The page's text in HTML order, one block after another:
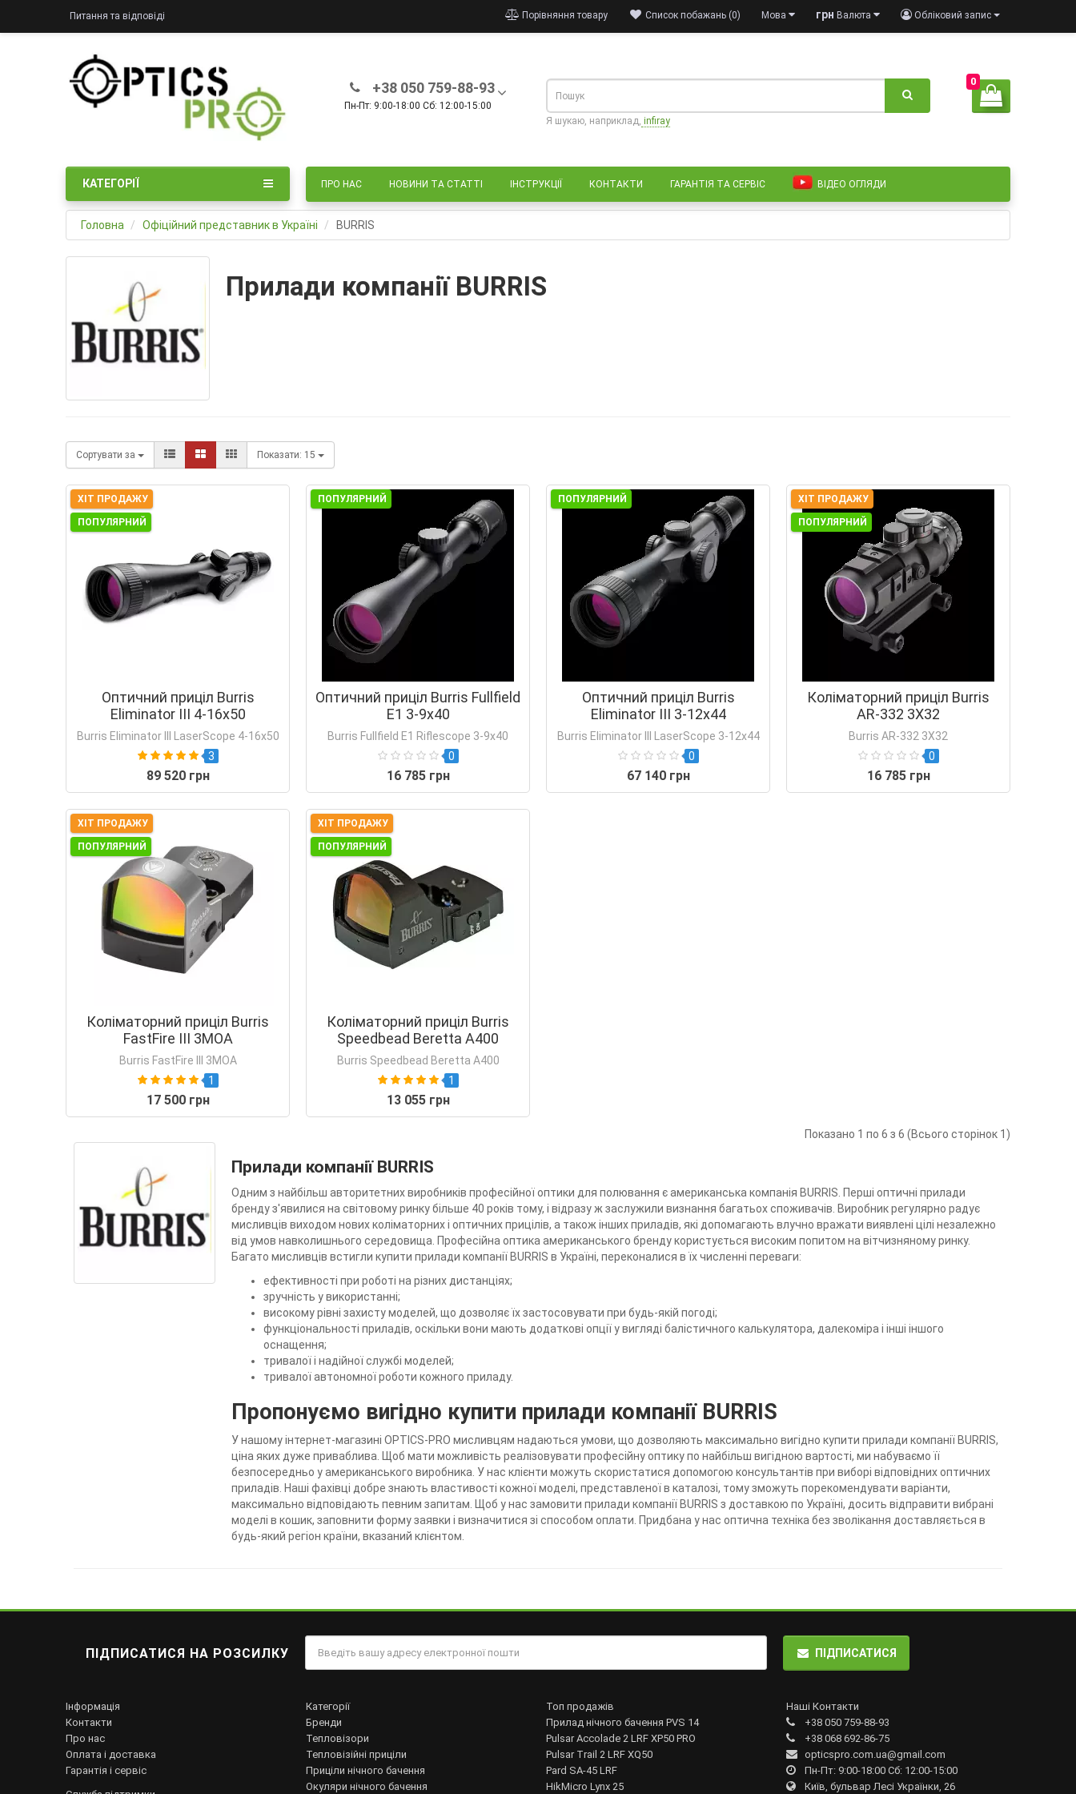
Питання та відповіді Обліковий запис
грн Валюта
Мова
Список побажань (0)
Порівняння товару
+38 050 759-88-93
Пн-Пт: 9:00-18:00 Сб: 12:00-15:00
0
Я шукаю, наприклад, infiray
ПРО НАС НОВИНИ ТА СТАТТІ ІНСТРУКЦІЇ КОНТАКТИ ГАРАНТІЯ ТА СЕРВІС ВІДЕО ОГЛЯДИ
КАТЕГОРІЇ
Головна Офіційний представник в Україні BURRIS
Прилади компанії BURRIS
Сортувати за Показати: 15
ХІТ ПРОДАЖУ
ПОПУЛЯРНИЙ
Оптичний приціл Burris
Eliminator III 4-16x50
Burris Eliminator III LaserScope 4-16x50
3
89 520 грн
ПОПУЛЯРНИЙ
Оптичний приціл Burris Fullfield
E1 3-9x40
Burris Fullfield E1 Riflescope 3-9x40
0
16 785 грн
ПОПУЛЯРНИЙ
Оптичний приціл Burris
Eliminator III 3-12x44
Burris Eliminator III LaserScope 3-12x44
0
67 140 грн
ХІТ ПРОДАЖУ
ПОПУЛЯРНИЙ
Коліматорний приціл Burris
AR-332 3X32
Burris AR-332 3X32
0
16 785 грн
ХІТ ПРОДАЖУ
ПОПУЛЯРНИЙ
Коліматорний приціл Burris
FastFire III 3MOA
Burris FastFire III 3MOA
1
17 500 грн
ХІТ ПРОДАЖУ
ПОПУЛЯРНИЙ
Коліматорний приціл Burris
Speedbead Beretta A400
Burris Speedbead Beretta A400
1
13 055 грн
Показано 1 по 6 з 6 (Всього сторінок 1)
Прилади компанії BURRIS
Одним з найбільш авторитетних виробників професійної оптики для полювання є американська компанія BURRIS. Перші оптичні прилади
бренду з'явилися на світовому ринку більше 40 років тому, і відразу ж заслужили визнання багатьох споживачів. Виробник регулярно радує
мисливців виходом нових коліматорних і оптичних прицілів, а також інших приладів, які допомагають влучно вражати виявлені цілі незалежно
від умов навколишнього середовища. Професійна оптика американського бренду користується високим попитом на вітчизняному ринку.
Багато мисливців встигли купити прилади компанії BURRIS в Україні, переконалися в їх численні переваги:
ефективності при роботі на різних дистанціях;
зручність у використанні;
високому рівні захисту моделей, що дозволяє їх застосовувати при будь-якій погоді;
функціональності приладів, оскільки вони мають додаткові опції у вигляді балістичного калькулятора, далекоміра і інші іншого
оснащення;
тривалої і надійної службі моделей;
тривалої автономної роботи кожного приладу.
Пропонуємо вигідно купити прилади компанії BURRIS
У нашому інтернет-магазині OPTICS-PRO мисливцям надаються умови, що дозволяють максимально вигідно купити прилади компанії BURRIS,
ціна яких дуже приваблива. Щоб мати можливість реалізовувати професійну оптику по найбільш вигідною вартості, ми набуваємо її
безпосередньо у американського виробника. У нас клієнти можуть скористатися допомогою консультантів при виборі відповідних оптичних
приладів. Наші фахівці добре знають властивості кожної моделі, представленої в каталозі, тому зможуть порекомендувати варіанти,
максимально відповідають певним запитам. Щоб у нас замовити прилади компанії BURRIS з доставкою по Україні, досить відправити вибрані
моделі в кошик, заповнити форму заявки і визначитися зі способом оплати. Придбана у нас оптична техніка без зволікання доставляється в
будь-який регіон країни, вказаний клієнтом.
ПІДПИСАТИСЯ НА РОЗСИЛКУ ПІДПИСАТИСЯ
Інформація
Контакти
Про нас
Оплата і доставка
Гарантія і сервіс
Категорії
Бренди
Тепловізори
Тепловізійні приціли
Приціли нічного бачення
Окуляри нічного бачення
Топ продажів
Прилад нічного бачення PVS 14
Pulsar Accolade 2 LRF XP50 PRO
Pulsar Trail 2 LRF XQ50
Pard SA-45 LRF
HikMicro Lynx 25
Наші Контакти
+38 050 759-88-93
+38 068 692-86-75
opticspro.com.ua@gmail.com
Пн-Пт: 9:00-18:00 Сб: 12:00-15:00
Київ, бульвар Лесі Українки, 26